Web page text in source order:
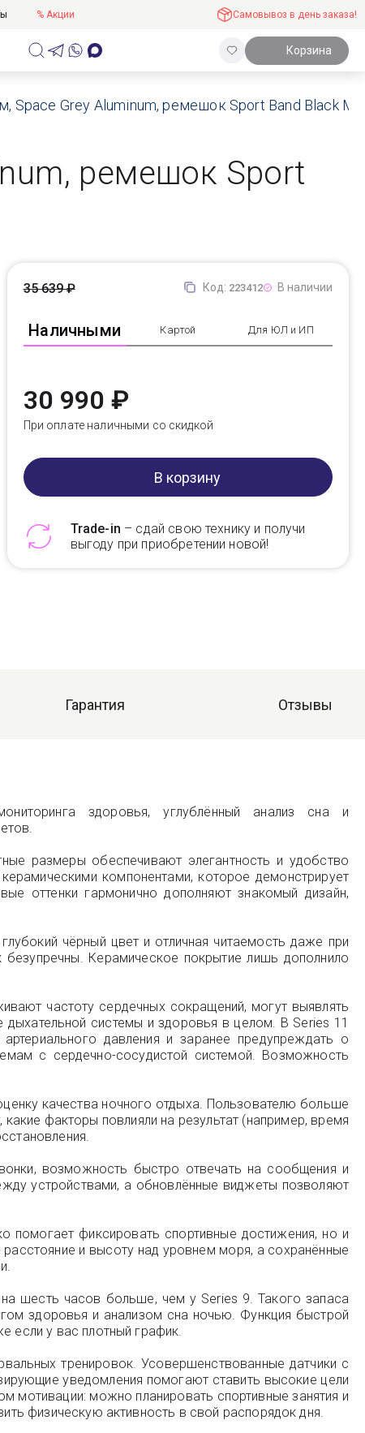
% Акции Самовывоз в день заказа!
Корзина
Space Grey Aluminum, ремешок Sport Band Black M/
ремешок Sport
Код: 223412 В наличии
Наличными Картой Для ЮЛ и ИП
35 639 ₽
30 990 ₽
При оплате наличными со скидкой
В корзину
Trade-in – сдай свою технику и получи
выгоду при приобретении новой!
Гарантия Отзывы
здоровья, углублённый анализ сна и
размеры обеспечивают элегантность и удобство
компонентами, которое демонстрирует
оттенки гармонично дополняют знакомый дизайн,
чёрный цвет и отличная читаемость даже при
Керамическое покрытие лишь дополнило
частоту сердечных сокращений, могут выявлять
дыхательной системы и здоровья в целом. В Series 11
давления и заранее предупреждать о
с сердечно-сосудистой системой. Возможность
качества ночного отдыха. Пользователю больше
факторы повлияли на результат (например, время
возможность быстро отвечать на сообщения и
устройствами, а обновлённые виджеты позволяют
помогает фиксировать спортивные достижения, но и
и высоту над уровнем моря, а сохранённые
шесть часов больше, чем у Series 9. Такого запаса
здоровья и анализом сна ночью. Функция быстрой
если у вас плотный график.
тренировок. Усовершенствованные датчики с
уведомления помогают ставить высокие цели
мотивации: можно планировать спортивные занятия и
физическую активность в свой распорядок дня.